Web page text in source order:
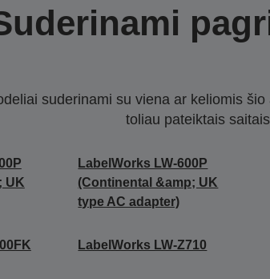
suderinami su viena ar keliomis
toliau pateiktais
UK
LabelWorks LW-600P
(Continental &amp; UK
type AC adapter)
LabelWorks LW-Z710